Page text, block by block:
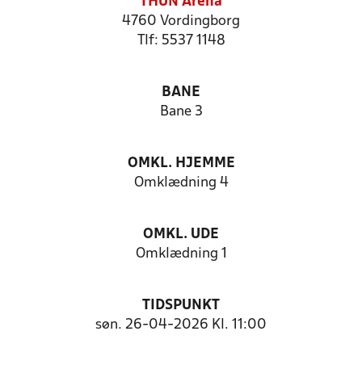
4760 Vordingborg
Tlf: 5537 1148
BANE
Bane 3
OMKL. HJEMME
Omklædning 4
OMKL. UDE
Omklædning 1
TIDSPUNKT
søn. 26-04-2026 Kl. 11:00